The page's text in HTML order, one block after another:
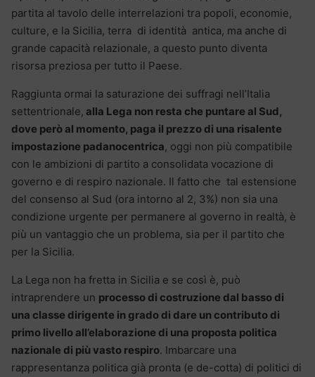
partita al tavolo delle interrelazioni tra popoli, economie,
culture, e la Sicilia, terra di identità antica, ma anche di
grande capacità relazionale, a questo punto diventa
risorsa preziosa per tutto il Paese.
Raggiunta ormai la saturazione dei suffragi nell’Italia
settentrionale, alla Lega non resta che puntare al Sud,
dove però al momento, paga il prezzo di una risalente
impostazione padanocentrica, oggi non più compatibile
con le ambizioni di partito a consolidata vocazione di
governo e di respiro nazionale. Il fatto che tal estensione
del consenso al Sud (ora intorno al 2, 3%) non sia una
condizione urgente per permanere al governo in realtà, è
più un vantaggio che un problema, sia per il partito che
per la Sicilia.
La Lega non ha fretta in Sicilia e se così è, può
intraprendere un processo di costruzione dal basso di
una classe dirigente in grado di dare un contributo di
primo livello all’elaborazione di una proposta politica
nazionale di più vasto respiro. Imbarcare una
rappresentanza politica già pronta (e de-cotta) di politici di